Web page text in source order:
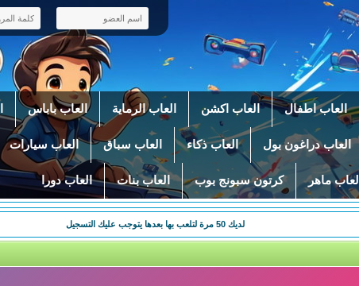
العاب اطفال العاب اكشن العاب الرماية العاب باباس
العاب دراغون بول العاب ذكاء العاب سباق العاب سيارات
العاب ماهر كرتون سبونج بوب العاب بنات العاب دورا
لديك50 مرة لتلعب بها بعدها يتوجب عليك التسجيل